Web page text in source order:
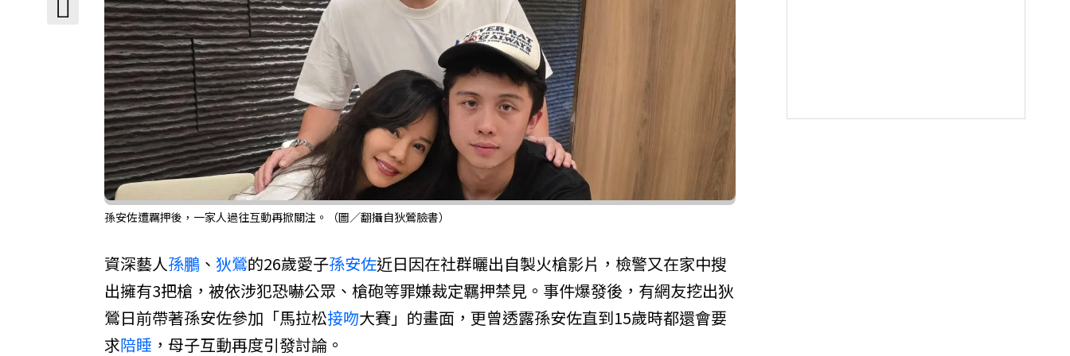
孫安佐遭羈押後，一家人過往互動再掀關注。（圖／翻攝自狄鶯臉書）
資深藝人孫鵬 、 狄鶯的26歲愛子孫安佐近日因在社群曬出自製火槍影片，檢警又在家中搜
出擁有3把槍，被依涉犯恐嚇公眾、槍砲等罪嫌裁定羈押禁見。事件爆發後，有網友挖出狄
鶯日前帶著孫安佐參加「馬拉松接吻大賽」的畫面，更曾透露孫安佐直到15歲時都還會要
求陪睡 ，母子互動再度引發討論。